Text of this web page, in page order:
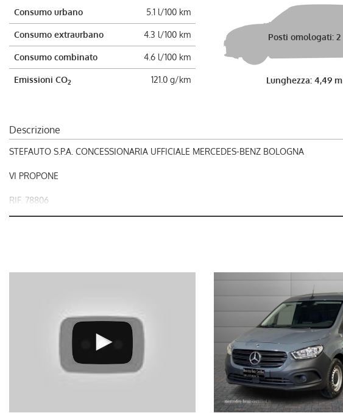
Consumo urbano 5.1 l/100 km
Consumo extraurbano 4.3 l/100 km
Consumo combinato 4.6 l/100 km
Emissioni CO2 121.0 g/km
Posti omologati: 2
Lunghezza: 4,49 m
Descrizione
STEFAUTO S.P.A. CONCESSIONARIA UFFICIALE MERCEDES-BENZ BOLOGNA
VI PROPONE
RIF. 78806
- UN RECAPITO TELEFONICO
- IN CASO DI AUTO DA DARE IN PERMUTA (MODELLO, ANNO DI
IMMATRICOLAZIONE, KM)